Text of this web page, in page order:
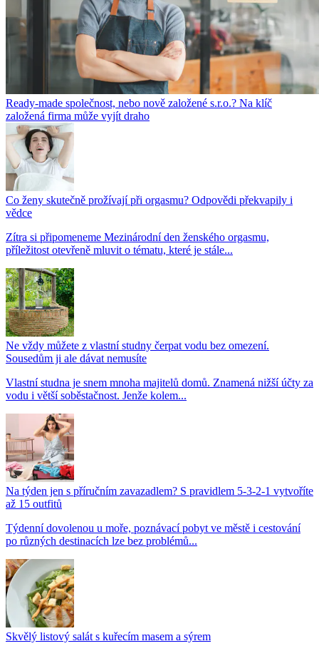
Ready-made společnost, nebo nově založené s.r.o.? Na klíč
založená firma může vyjít draho
Co ženy skutečně prožívají při orgasmu? Odpovědi překvapily i
vědce
Zítra si připomeneme Mezinárodní den ženského orgasmu,
příležitost otevřeně mluvit o tématu, které je stále...
Ne vždy můžete z vlastní studny čerpat vodu bez omezení.
Sousedům ji ale dávat nemusíte
Vlastní studna je snem mnoha majitelů domů. Znamená nižší účty za
vodu i větší soběstačnost. Jenže kolem...
Na týden jen s příručním zavazadlem? S pravidlem 5-3-2-1 vytvoříte
až 15 outfitů
Týdenní dovolenou u moře, poznávací pobyt ve městě i cestování
po různých destinacích lze bez problémů...
Skvělý listový salát s kuřecím masem a sýrem